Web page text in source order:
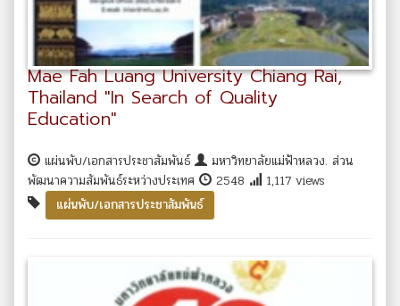
Mae Fah Luang University Chiang Rai,
Thailand "In Search of Quality
Education"
แผ่นพับ/เอกสารประชาสัมพันธ์
มหาวิทยาลัยแม่ฟ้าหลวง. ส่วน
พัฒนาความสัมพันธ์ระหว่างประเทศ
2548
1,117 views
แผ่นพับ/เอกสารประชาสัมพันธ์